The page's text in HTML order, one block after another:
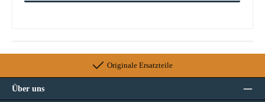
Originale Ersatzteile
Über uns